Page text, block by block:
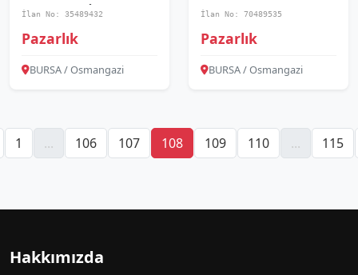
FAR ADET FİYATI
İlan No: 35489432
Pazarlık
BURSA / Osmangazi
İlan No: 70489535
Pazarlık
BURSA / Osmangazi
1 ... 106 107 108 109 110 ... 115
Hakkımızda